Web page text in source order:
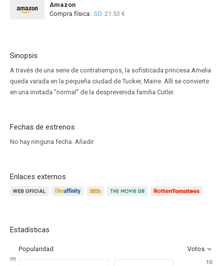
Amazon
Compra física: SD 21.53 €
Sinopsis
A través de una serie de contratiempos, la sofisticada princesa Amelia
queda varada en la pequeña ciudad de Tucker, Maine. Allí se convierte
en una invitada "normal" de la desprevenida familia Cutler.
Fechas de estrenos
No hay ninguna fecha. Añadir
Enlaces externos
Estadísticas
Popularidad Votos
???
10